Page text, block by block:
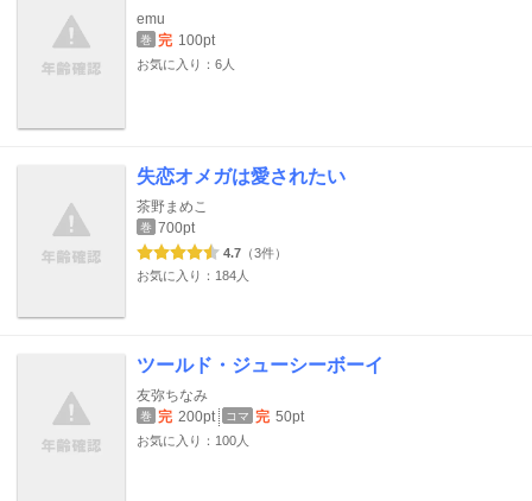
emu
巻 完 100pt
お気に入り：6人
失恋オメガは愛されたい
茶野まめこ
巻 700pt
4.7 （3件）
お気に入り：184人
ツールド・ジューシーボーイ
友弥ちなみ
巻 完 200pt コマ 完 50pt
お気に入り：100人